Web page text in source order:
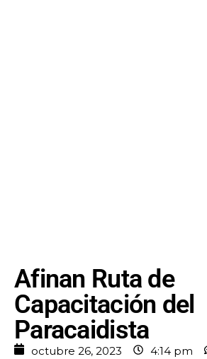
Afinan Ruta de
Capacitación del
Paracaidista
octubre 26, 2023 4:14 pm